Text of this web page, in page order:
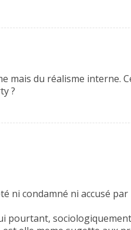
mais du réalisme interne.
?
ni condamné ni accusé
pourtant,